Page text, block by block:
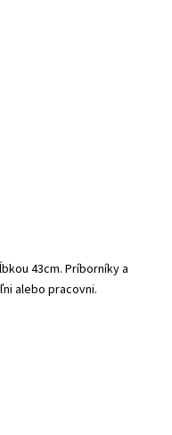
43cm. Príborníky a
alebo pracovni.